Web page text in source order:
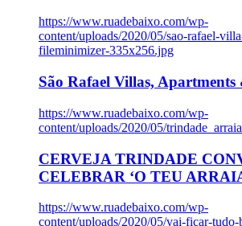
https://www.ruadebaixo.com/wp-
content/uploads/2020/05/sao-rafael-
fileminimizer-335x256.jpg
São Rafael Villas, Apartments
https://www.ruadebaixo.com/wp-
content/uploads/2020/05/
CERVEJA TRINDADE
CELEBRAR ‘O TEU
https://www.ruadebaixo.com/wp-
content/uploads/2020/05/vai-ficar-tudo-